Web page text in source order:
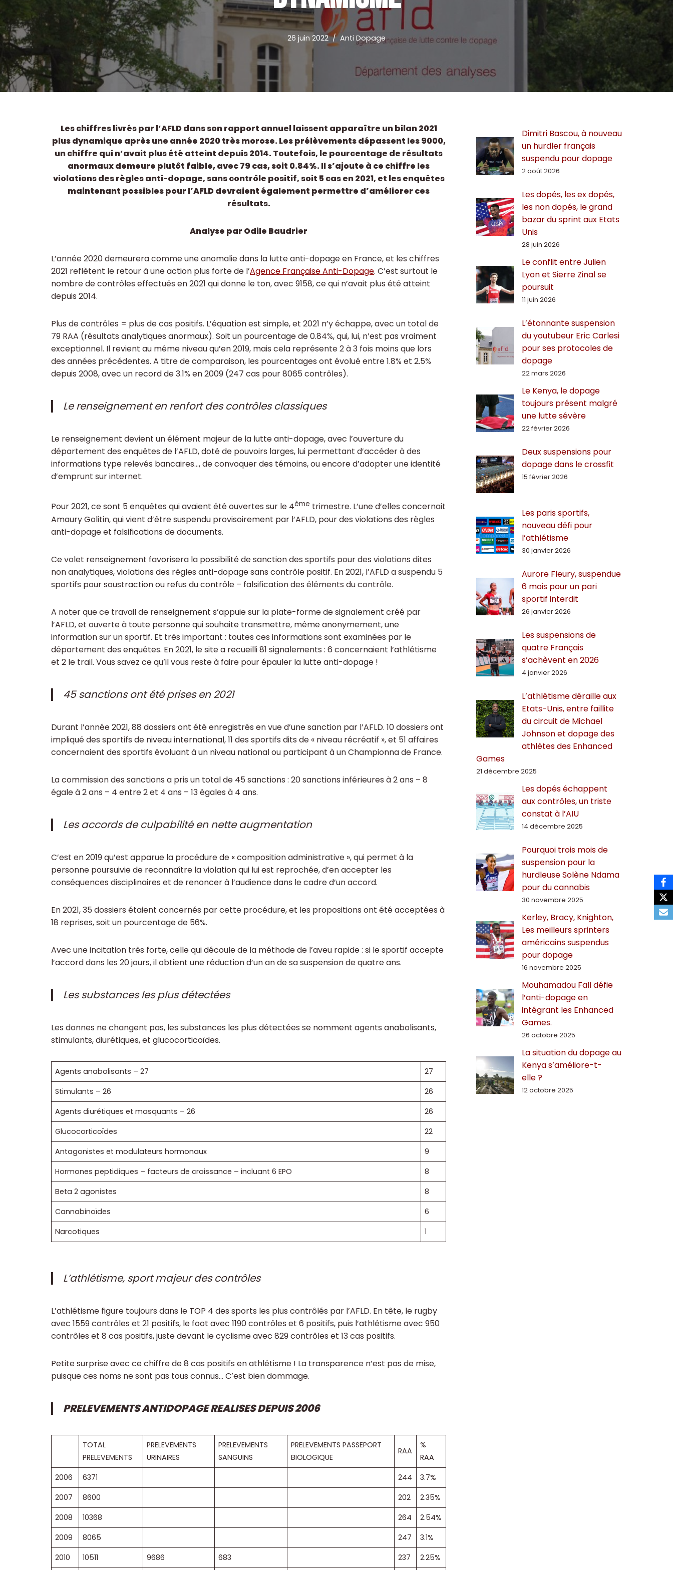
26 juin 2022 Anti Dopage
Les chiffres livrés par l’AFLD dans son rapport annuel laissent apparaître un bilan 2021
plus dynamique après une année 2020 très morose. Les prélèvements dépassent les 9000,
un chiffre qui n’avait plus été atteint depuis 2014. Toutefois, le pourcentage de résultats
anormaux demeure plutôt faible, avec 79 cas, soit 0.84%. Il s’ajoute à ce chiffre les
violations des règles anti-dopage, sans contrôle positif, soit 5 cas en 2021, et les enquêtes
maintenant possibles pour l’AFLD devraient également permettre d’améliorer ces
résultats.
Analyse par Odile Baudrier
L’année 2020 demeurera comme une anomalie dans la lutte anti-dopage en France, et les chiffres
2021 reflètent le retour à une action plus forte de l’Agence Française Anti-Dopage. C’est surtout le
nombre de contrôles effectués en 2021 qui donne le ton, avec 9158, ce qui n’avait plus été atteint
depuis 2014.
Plus de contrôles = plus de cas positifs. L’équation est simple, et 2021 n’y échappe, avec un total de
79 RAA (résultats analytiques anormaux). Soit un pourcentage de 0.84%, qui, lui, n’est pas vraiment
exceptionnel. Il revient au même niveau qu’en 2019, mais cela représente 2 à 3 fois moins que lors
des années précédentes. A titre de comparaison, les pourcentages ont évolué entre 1.8% et 2.5%
depuis 2008, avec un record de 3.1% en 2009 (247 cas pour 8065 contrôles).
Le renseignement en renfort des contrôles classiques
Le renseignement devient un élément majeur de la lutte anti-dopage, avec l’ouverture du
département des enquêtes de l’AFLD, doté de pouvoirs larges, lui permettant d’accéder à des
informations type relevés bancaires…, de convoquer des témoins, ou encore d’adopter une identité
d’emprunt sur internet.
Pour 2021, ce sont 5 enquêtes qui avaient été ouvertes sur le 4ème trimestre. L’une d’elles concernait
Amaury Golitin, qui vient d’être suspendu provisoirement par l’AFLD, pour des violations des règles
anti-dopage et falsifications de documents.
Ce volet renseignement favorisera la possibilité de sanction des sportifs pour des violations dites
non analytiques, violations des règles anti-dopage sans contrôle positif. En 2021, l’AFLD a suspendu 5
sportifs pour soustraction ou refus du contrôle – falsification des éléments du contrôle.
A noter que ce travail de renseignement s’appuie sur la plate-forme de signalement créé par
l’AFLD, et ouverte à toute personne qui souhaite transmettre, même anonymement, une
information sur un sportif. Et très important : toutes ces informations sont examinées par le
département des enquêtes. En 2021, le site a recueilli 81 signalements : 6 concernaient l’athlétisme
et 2 le trail. Vous savez ce qu’il vous reste à faire pour épauler la lutte anti-dopage !
45 sanctions ont été prises en 2021
Durant l’année 2021, 88 dossiers ont été enregistrés en vue d’une sanction par l’AFLD. 10 dossiers ont
impliqué des sportifs de niveau international, 11 des sportifs dits de « niveau récréatif », et 51 affaires
concernaient des sportifs évoluant à un niveau national ou participant à un Championna de France.
La commission des sanctions a pris un total de 45 sanctions : 20 sanctions inférieures à 2 ans – 8
égale à 2 ans – 4 entre 2 et 4 ans – 13 égales à 4 ans.
Les accords de culpabilité en nette augmentation
C’est en 2019 qu’est apparue la procédure de « composition administrative », qui permet à la
personne poursuivie de reconnaître la violation qui lui est reprochée, d’en accepter les
conséquences disciplinaires et de renoncer à l’audience dans le cadre d’un accord.
En 2021, 35 dossiers étaient concernés par cette procédure, et les propositions ont été acceptées à
18 reprises, soit un pourcentage de 56%.
Avec une incitation très forte, celle qui découle de la méthode de l’aveu rapide : si le sportif accepte
l’accord dans les 20 jours, il obtient une réduction d’un an de sa suspension de quatre ans.
Les substances les plus détectées
Les donnes ne changent pas, les substances les plus détectées se nomment agents anabolisants,
stimulants, diurétiques, et glucocorticoïdes.
Agents anabolisants – 27
27
Stimulants – 26
26
Agents diurétiques et masquants – 26
26
Glucocorticoïdes
22
Antagonistes et modulateurs hormonaux
9
Hormones peptidiques – facteurs de croissance – incluant 6 EPO
8
Beta 2 agonistes
8
Cannabinoïdes
6
Narcotiques
1
L’athlétisme, sport majeur des contrôles
L’athlétisme figure toujours dans le TOP 4 des sports les plus contrôlés par l’AFLD. En tête, le rugby
avec 1559 contrôles et 21 positifs, le foot avec 1190 contrôles et 6 positifs, puis l’athlétisme avec 950
contrôles et 8 cas positifs, juste devant le cyclisme avec 829 contrôles et 13 cas positifs.
Petite surprise avec ce chiffre de 8 cas positifs en athlétisme ! La transparence n’est pas de mise,
puisque ces noms ne sont pas tous connus… C’est bien dommage.
PRELEVEMENTS ANTIDOPAGE REALISES DEPUIS 2006
TOTAL
PRELEVEMENTS
PRELEVEMENTS
URINAIRES
PRELEVEMENTS
SANGUINS
PRELEVEMENTS PASSEPORT
BIOLOGIQUE
RAA
%
RAA
2006
6371 244
3.7%
2007
8600 202
2.35%
2008
10368 264
2.54%
2009
8065 247
3.1%
2010
10511 9686 683 237 2.25%
Dimitri Bascou, à nouveau
un hurdler français
suspendu pour dopage
2 août 2026
Les dopés, les ex dopés,
les non dopés, le grand
bazar du sprint aux Etats
Unis
28 juin 2026
Le conflit entre Julien
Lyon et Sierre Zinal se
poursuit
11 juin 2026
L’étonnante suspension
du youtubeur Eric Carlesi
pour ses protocoles de
dopage
22 mars 2026
Le Kenya, le dopage
toujours présent malgré
une lutte sévère
22 février 2026
Deux suspensions pour
dopage dans le crossfit
15 février 2026
Les paris sportifs,
nouveau défi pour
l’athlétisme
30 janvier 2026
Aurore Fleury, suspendue
6 mois pour un pari
sportif interdit
26 janvier 2026
Les suspensions de
quatre Français
s’achèvent en 2026
4 janvier 2026
L’athlétisme déraille aux
Etats-Unis, entre faillite
du circuit de Michael
Johnson et dopage des
athlètes des Enhanced
Games
21 décembre 2025
Les dopés échappent
aux contrôles, un triste
constat à l’AIU
14 décembre 2025
Pourquoi trois mois de
suspension pour la
hurdleuse Solène Ndama
pour du cannabis
30 novembre 2025
Kerley, Bracy, Knighton,
Les meilleurs sprinters
américains suspendus
pour dopage
16 novembre 2025
Mouhamadou Fall défie
l’anti-dopage en
intégrant les Enhanced
Games.
26 octobre 2025
La situation du dopage au
Kenya s’améliore-t-
elle ?
12 octobre 2025